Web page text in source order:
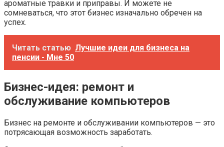
ароматные травки и приправы. И можете не
сомневаться, что этот бизнес изначально обречен на
успех.
Читать статью Лучшие идеи для бизнеса на
пенсии - Мне 50
Бизнес-идея: ремонт и
обслуживание компьютеров
Бизнес на ремонте и обслуживании компьютеров — это
потрясающая возможность заработать.